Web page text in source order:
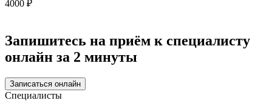
4000 ₽
Запишитесь на приём к специалисту
онлайн за 2 минуты
Записаться онлайн
Специалисты